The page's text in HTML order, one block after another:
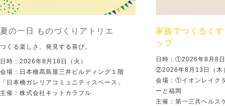
夏の一日 ものづくりアトリエ
つくる楽しさ、発見する喜び。
日時：2026年8月18日（火）
会場：日本橋髙島屋三井ビルディング１階
「日本橋ガレリアコミュニティスペース」
主催：株式会社キットカラフル
家族でつくるく
ップ
日時：①2026年8月8
②2026年8月13日（木
会場：①イオンレイ
ーと福岡
主催：第一三共ヘルス